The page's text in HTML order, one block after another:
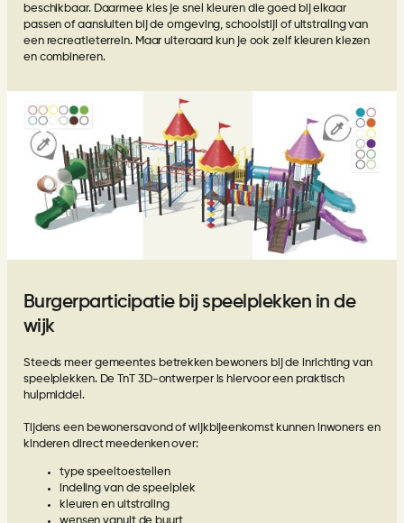
beschikbaar. Daarmee kies je snel kleuren die goed bij elkaar
passen of aansluiten bij de omgeving, schoolstijl of uitstraling van
een recreatieterrein. Maar uiteraard kun je ook zelf kleuren kiezen
en combineren.
Burgerparticipatie bij speelplekken in de
wijk
Steeds meer gemeentes betrekken bewoners bij de inrichting van
speelplekken. De TnT 3D-ontwerper is hiervoor een praktisch
hulpmiddel.
Tijdens een bewonersavond of wijkbijeenkomst kunnen inwoners en
kinderen direct meedenken over:
type speeltoestellen
indeling van de speelplek
kleuren en uitstraling
wensen vanuit de buurt